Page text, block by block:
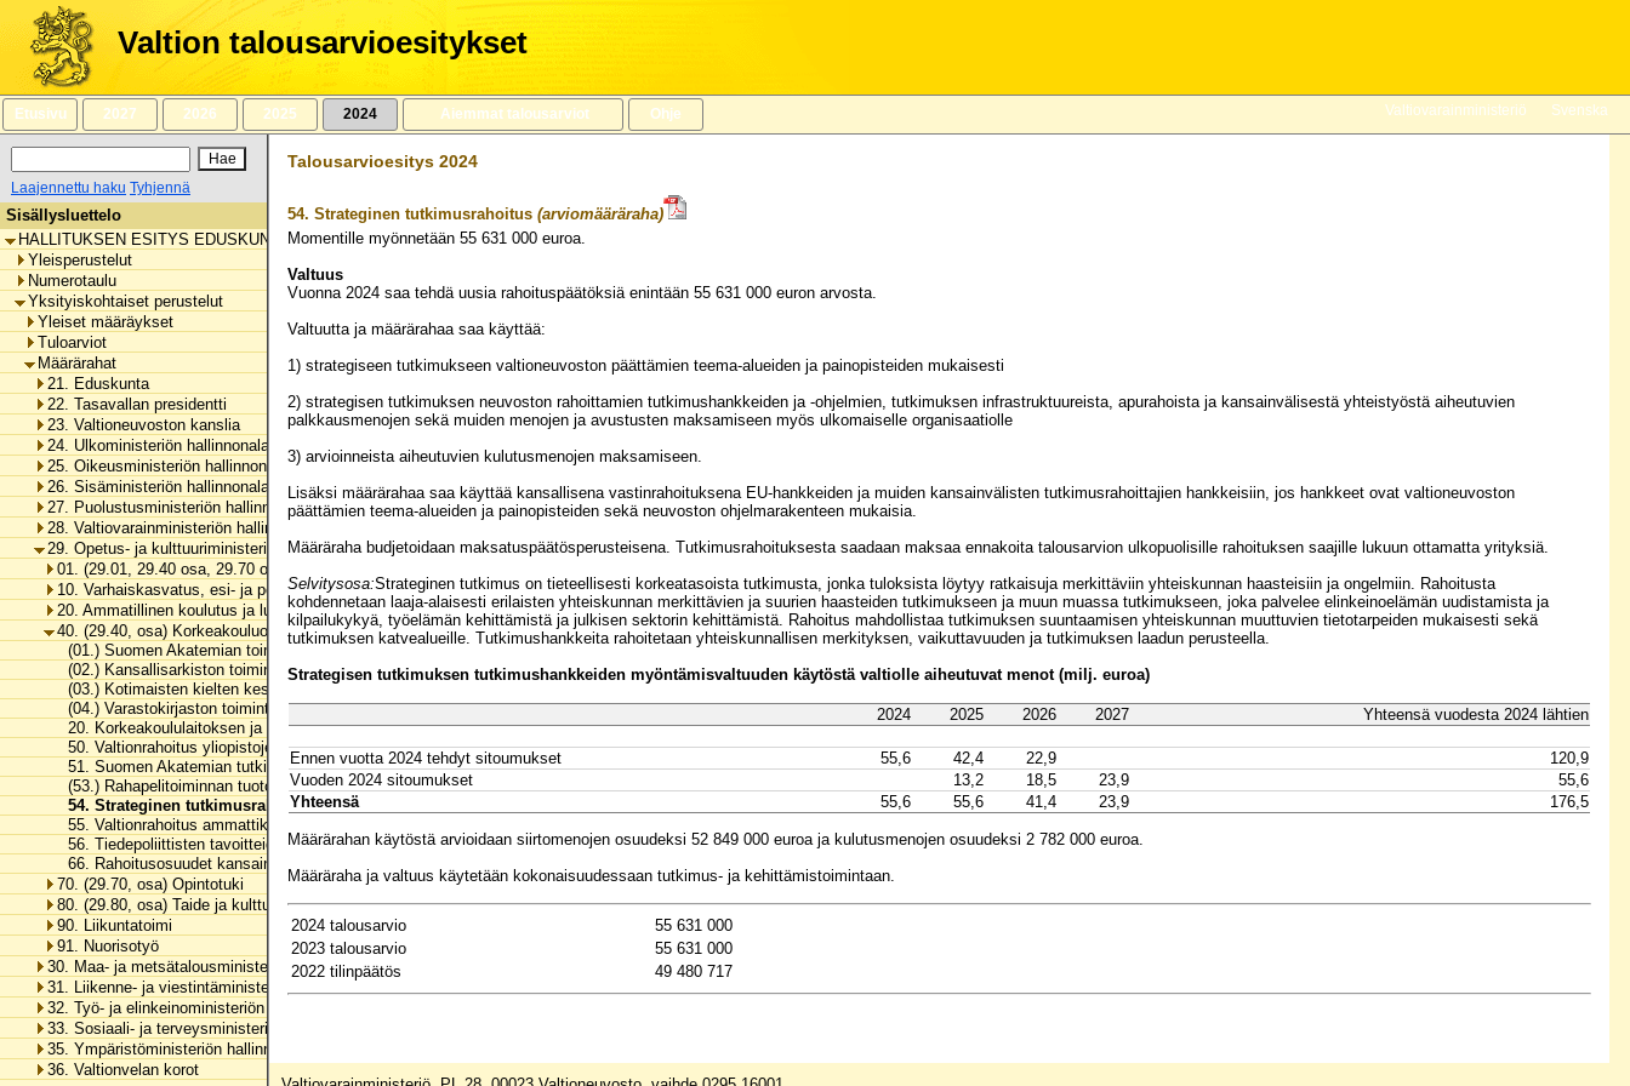
Siirry
sisältöön
Valtion talousarvioesitykset
Etusivu 2027 2026 2025 2024 Aiemmat talousarviot Ohje Valtiovarainministeriö Svenska
Laajennettu haku Tyhjennä
Sisällysluettelo
HALLITUKSEN ESITYS EDUSKUNNALLE VALTION TALOUSARVIOKSI VUODELLE 2024
Yleisperustelut
Numerotaulu
Yksityiskohtaiset perustelut
Yleiset määräykset
Tuloarviot
Määrärahat
21. Eduskunta
22. Tasavallan presidentti
23. Valtioneuvoston kanslia
24. Ulkoministeriön hallinnonala
25. Oikeusministeriön hallinnonala
26. Sisäministeriön hallinnonala
27. Puolustusministeriön hallinnonala
28. Valtiovarainministeriön hallinnonala
29. Opetus- ja kulttuuriministeriön hallinnonala
01. (29.01, 29.40 osa, 29.70 osa ja 29.80, osa) Hallinto, kirkollisasiat ja toimialan yhteiset menot
10. Varhaiskasvatus, esi- ja perusopetus ja vapaa sivistystyö
20. Ammatillinen koulutus ja lukiokoulutus
40. (29.40, osa) Korkeakouluopetus ja tutkimus
(01.) Suomen Akatemian toimintamenot
(02.) Kansallisarkiston toimintamenot
(03.) Kotimaisten kielten keskuksen toimintamenot
(04.) Varastokirjaston toimintamenot
20. Korkeakoululaitoksen ja tieteen yhteiset menot
50. Valtionrahoitus yliopistojen toimintaan
51. Suomen Akatemian tutkimusmäärärahat
(53.) Rahapelitoiminnan tuotot tieteen edistämiseen
54. Strateginen tutkimusrahoitus
55. Valtionrahoitus ammattikorkeakoulujen toimintaan
56. Tiedepoliittisten tavoitteiden edistäminen
66. Rahoitusosuudet kansainvälisille järjestöille
70. (29.70, osa) Opintotuki
80. (29.80, osa) Taide ja kulttuuri
90. Liikuntatoimi
91. Nuorisotyö
30. Maa- ja metsätalousministeriön hallinnonala
31. Liikenne- ja viestintäministeriön hallinnonala
32. Työ- ja elinkeinoministeriön hallinnonala
33. Sosiaali- ja terveysministeriön hallinnonala
35. Ympäristöministeriön hallinnonala
36. Valtionvelan korot
Talousarvioesitys 2024
54. Strateginen tutkimusrahoitus (arviomääräraha)
Momentille myönnetään 55 631 000 euroa.
Valtuus
Vuonna 2024 saa tehdä uusia rahoituspäätöksiä enintään 55 631 000 euron arvosta.
Valtuutta ja määrärahaa saa käyttää:
1) strategiseen tutkimukseen valtioneuvoston päättämien teema-alueiden ja painopisteiden mukaisesti
2) strategisen tutkimuksen neuvoston rahoittamien tutkimushankkeiden ja -ohjelmien, tutkimuksen infrastruktuureista, apurahoista ja kansainvälisestä yhteistyöstä aiheutuvien
palkkausmenojen sekä muiden menojen ja avustusten maksamiseen myös ulkomaiselle organisaatiolle
3) arvioinneista aiheutuvien kulutusmenojen maksamiseen.
Lisäksi määrärahaa saa käyttää kansallisena vastinrahoituksena EU-hankkeiden ja muiden kansainvälisten tutkimusrahoittajien hankkeisiin, jos hankkeet ovat valtioneuvoston
päättämien teema-alueiden ja painopisteiden sekä neuvoston ohjelmarakenteen mukaisia.
Määräraha budjetoidaan maksatuspäätösperusteisena. Tutkimusrahoituksesta saadaan maksaa ennakoita talousarvion ulkopuolisille rahoituksen saajille lukuun ottamatta yrityksiä.
Selvitysosa:Strateginen tutkimus on tieteellisesti korkeatasoista tutkimusta, jonka tuloksista löytyy ratkaisuja merkittäviin yhteiskunnan haasteisiin ja ongelmiin. Rahoitusta
kohdennetaan laaja-alaisesti erilaisten yhteiskunnan merkittävien ja suurien haasteiden tutkimukseen ja muun muassa tutkimukseen, joka palvelee elinkeinoelämän uudistamista ja
kilpailukykyä, työelämän kehittämistä ja julkisen sektorin kehittämistä. Rahoitus mahdollistaa tutkimuksen suuntaamisen yhteiskunnan muuttuvien tietotarpeiden mukaisesti sekä
tutkimuksen katvealueille. Tutkimushankkeita rahoitetaan yhteiskunnallisen merkityksen, vaikuttavuuden ja tutkimuksen laadun perusteella.
Strategisen tutkimuksen tutkimushankkeiden myöntämisvaltuuden käytöstä valtiolle aiheutuvat menot (milj. euroa)
2024 2025 2026 2027 Yhteensä vuodesta 2024 lähtien
Ennen vuotta 2024 tehdyt sitoumukset 55,6 42,4 22,9
120,9
Vuoden 2024 sitoumukset
13,2 18,5 23,9
55,6
Yhteensä
55,6 55,6 41,4 23,9 176,5
Määrärahan käytöstä arvioidaan siirtomenojen osuudeksi 52 849 000 euroa ja kulutusmenojen osuudeksi 2 782 000 euroa.
Määräraha ja valtuus käytetään kokonaisuudessaan tutkimus- ja kehittämistoimintaan.
2024 talousarvio
55 631 000
2023 talousarvio
55 631 000
2022 tilinpäätös
49 480 717